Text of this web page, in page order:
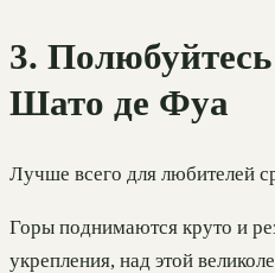
3.
Шато де Фуа
Лучше всего для любителей
Горы поднимаются круто и
укрепления, над этой